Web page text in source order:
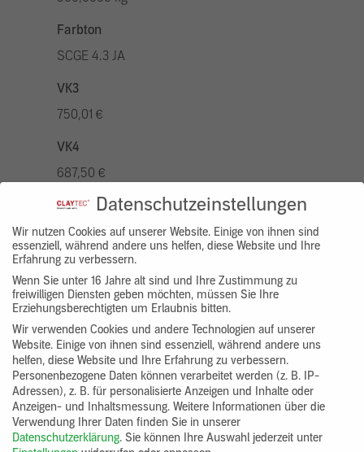
Farbton
SCGE 4.3 JA
VK3
750,01 €
VK4
687,50 €
VK5
875,01 €
VK7
625,00 €
Gruppenprodukt
yosima_designputz_bigb
Datenschutzeinstellungen
Wir nutzen Cookies auf unserer Website. Einige von ihnen sind
essenziell, während andere uns helfen, diese Website und Ihre
Erfahrung zu verbessern.
Wenn Sie unter 16 Jahre alt sind und Ihre Zustimmung zu
freiwilligen Diensten geben möchten, müssen Sie Ihre
Erziehungsberechtigten um Erlaubnis bitten.
Wir verwenden Cookies und andere Technologien auf unserer
Website. Einige von ihnen sind essenziell, während andere uns
helfen, diese Website und Ihre Erfahrung zu verbessern.
Personenbezogene Daten können verarbeitet werden (z. B. IP-
Adressen), z. B. für personalisierte Anzeigen und Inhalte oder
Anzeigen- und Inhaltsmessung. Weitere Informationen über die
Verwendung Ihrer Daten finden Sie in unserer
Datenschutzerklärung. Sie können Ihre Auswahl jederzeit unter